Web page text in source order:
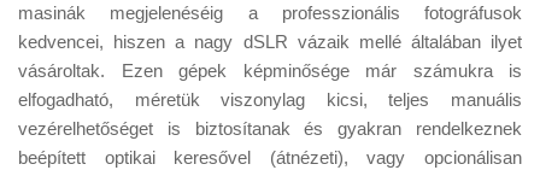
masinák megjelenéséig a professzionális fotográfusok
kedvencei, hiszen a nagy dSLR vázaik mellé általában ilyet
vásároltak. Ezen gépek képminősége már számukra is
elfogadható, méretük viszonylag kicsi, teljes manuális
vezérelhetőséget is biztosítanak és gyakran rendelkeznek
beépített optikai keresővel (átnézeti), vagy opcionálisan